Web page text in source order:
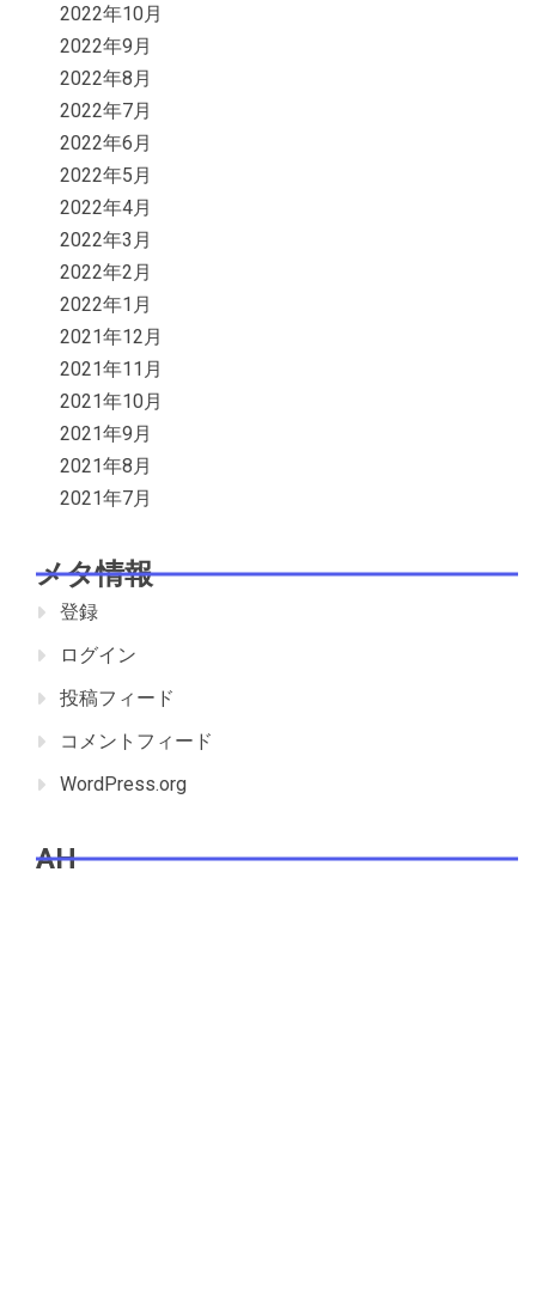
2022年10月
2022年9月
2022年8月
2022年7月
2022年6月
2022年5月
2022年4月
2022年3月
2022年2月
2022年1月
2021年12月
2021年11月
2021年10月
2021年9月
2021年8月
2021年7月
メタ情報
登録
ログイン
投稿フィード
コメントフィード
WordPress.org
AH